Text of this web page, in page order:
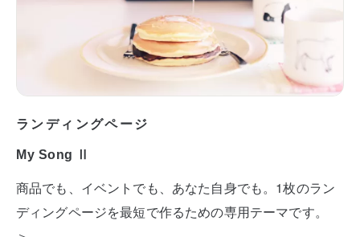
ランディングページ
My Song Ⅱ
商品でも、イベントでも、あなた自身でも。1枚のラン
ディングページを最短で作るための専用テーマです。